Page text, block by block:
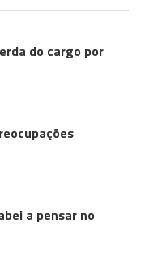
do cargo por
a pensar no